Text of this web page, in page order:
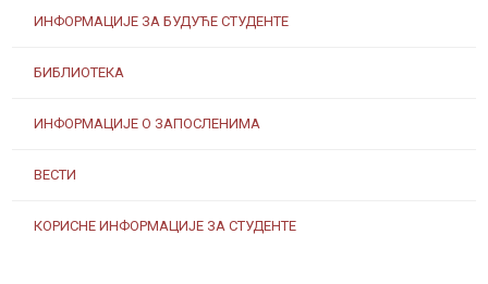
ИНФОРМАЦИЈЕ ЗА БУДУЋЕ СТУДЕНТЕ
БИБЛИОТЕКА
ИНФОРМАЦИЈЕ О ЗАПОСЛЕНИМА
ВЕСТИ
КОРИСНЕ ИНФОРМАЦИЈЕ ЗА СТУДЕНТЕ